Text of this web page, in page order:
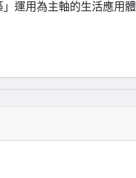
運用為主軸的生活應用